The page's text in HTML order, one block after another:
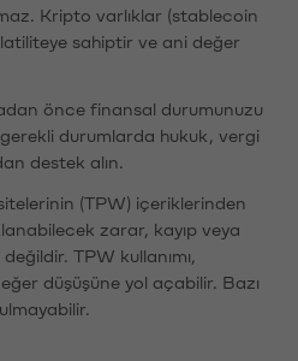
Kripto varlıklar (stablecoin
sahiptir ve ani değer
önce finansal durumunuzu
durumlarda hukuk, vergi
destek alın.
(TPW) içeriklerinden
zarar, kayıp veya
TPW kullanımı,
düşüşüne yol açabilir. Bazı